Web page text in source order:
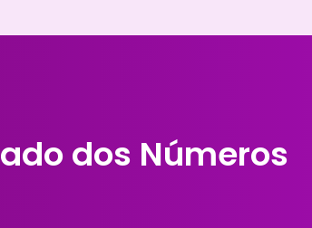
dos Números